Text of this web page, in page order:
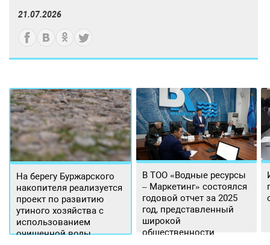
21.07.2026
На берегу Буржарского
накопителя реализуется
проект по развитию
утиного хозяйства с
использованием
очищенной воды
В ТОО «Водные ресурсы
– Маркетинг» состоялся
годовой отчет за 2025
год, представленный
широкой
общественности.